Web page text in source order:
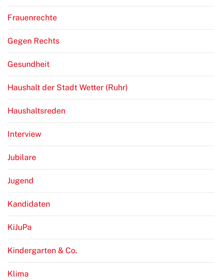
Frauenrechte
Gegen Rechts
Gesundheit
Haushalt der Stadt Wetter (Ruhr)
Haushaltsreden
Interview
Jubilare
Jugend
Kandidaten
KiJuPa
Kindergarten & Co.
Klima